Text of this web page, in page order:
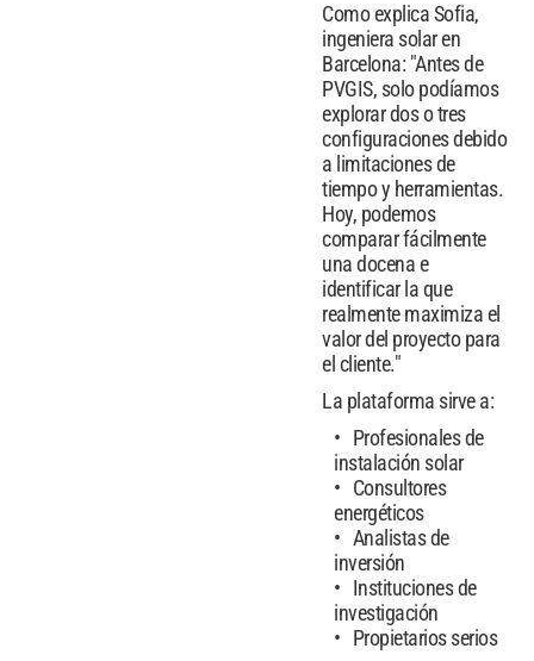
Como explica Sofia,
ingeniera solar en
Barcelona: "Antes de
PVGIS, solo podíamos
explorar dos o tres
configuraciones debido
a limitaciones de
tiempo y herramientas.
Hoy, podemos
comparar fácilmente
una docena e
identificar la que
realmente maximiza el
valor del proyecto para
el cliente."
La plataforma sirve a:
Profesionales de
instalación solar
Consultores
energéticos
Analistas de
inversión
Instituciones de
investigación
Propietarios serios